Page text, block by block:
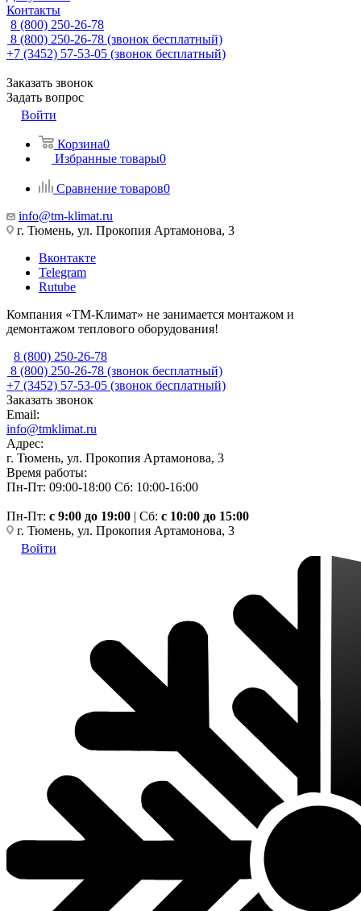
Контакты
8 (800) 250-26-78
8 (800) 250-26-78 (звонок бесплатный)
+7 (3452) 57-53-05 (звонок бесплатный)
Заказать звонок
Задать вопрос
Войти
Корзина0
Избранные товары0
Сравнение товаров0
info@tm-klimat.ru
г. Тюмень, ул. Прокопия Артамонова, 3
Вконтакте
Telegram
Rutube
Компания «ТМ-Климат» не занимается монтажом и
демонтажом теплового оборудования!
8 (800) 250-26-78
8 (800) 250-26-78 (звонок бесплатный)
+7 (3452) 57-53-05 (звонок бесплатный)
Заказать звонок
Email:
info@tmklimat.ru
Адрес:
г. Тюмень, ул. Прокопия Артамонова, 3
Время работы:
Пн-Пт: 09:00-18:00 Сб: 10:00-16:00
Пн-Пт: c 9:00 до 19:00 | Сб: с 10:00 до 15:00
г. Тюмень, ул. Прокопия Артамонова, 3
Войти